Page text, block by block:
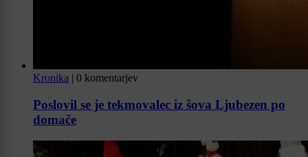
Kronika | 0 komentarjev
Poslovil se je tekmovalec iz šova Ljubezen po
domače